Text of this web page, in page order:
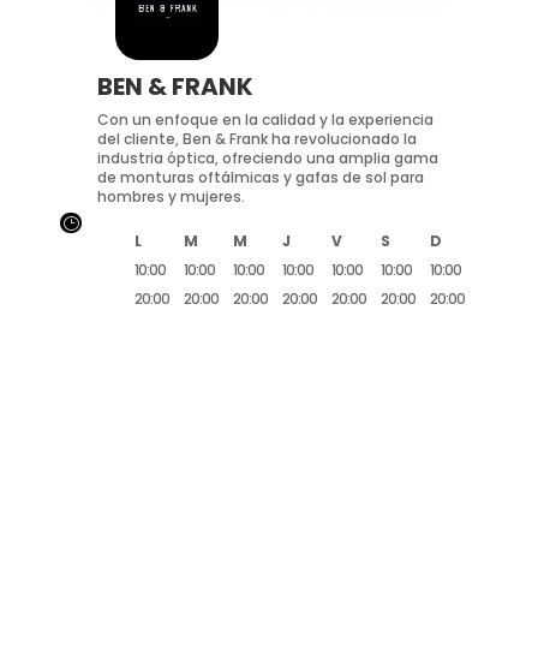
BEN & FRANK
Con un enfoque en la calidad y la experiencia
del cliente, Ben & Frank ha revolucionado la
industria óptica, ofreciendo una amplia gama
de monturas oftálmicas y gafas de sol para
hombres y mujeres.
L M M J V S
D
10:00
20:00
10:00
20:00
10:00
20:00
10:00
20:00
10:00
20:00
10:00
20:00
10:00
20:00
}